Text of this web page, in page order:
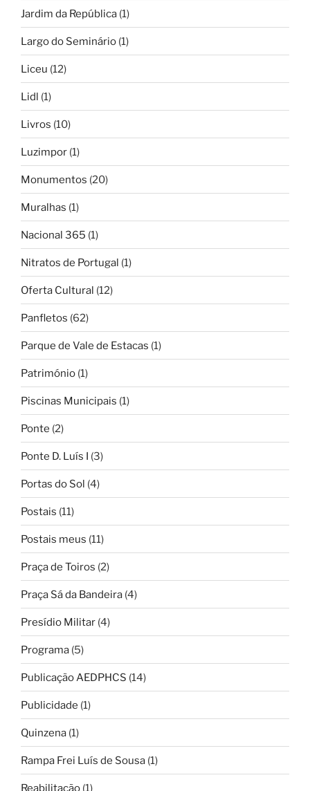
Jardim da República (1)
Largo do Seminário (1)
Liceu (12)
Lidl (1)
Livros (10)
Luzimpor (1)
Monumentos (20)
Muralhas (1)
Nacional 365 (1)
Nitratos de Portugal (1)
Oferta Cultural (12)
Panfletos (62)
Parque de Vale de Estacas (1)
Património (1)
Piscinas Municipais (1)
Ponte (2)
Ponte D. Luís I (3)
Portas do Sol (4)
Postais (11)
Postais meus (11)
Praça de Toiros (2)
Praça Sá da Bandeira (4)
Presídio Militar (4)
Programa (5)
Publicação AEDPHCS (14)
Publicidade (1)
Quinzena (1)
Rampa Frei Luís de Sousa (1)
Reabilitação (1)